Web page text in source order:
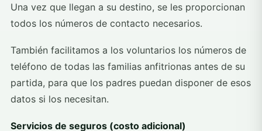
Una vez que llegan a su destino, se les proporcionan
todos los números de contacto necesarios.
También facilitamos a los voluntarios los números de
teléfono de todas las familias anfitrionas antes de su
partida, para que los padres puedan disponer de esos
datos si los necesitan.
Servicios de seguros (costo adicional)